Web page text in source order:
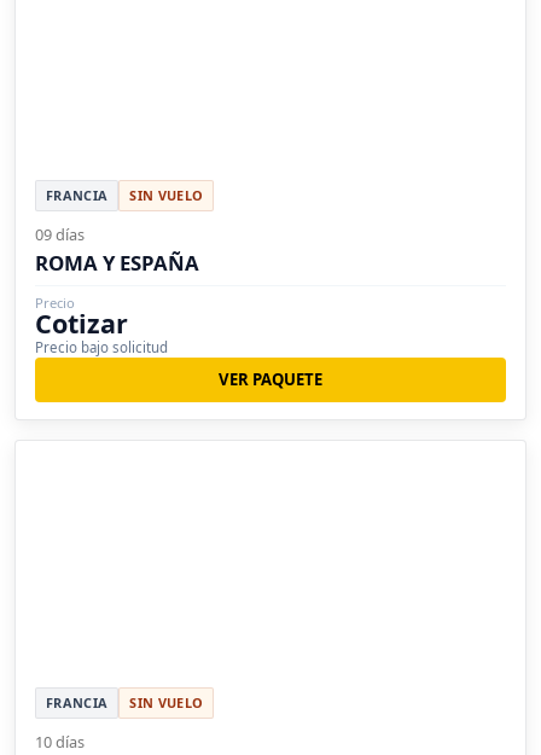
FRANCIA SIN VUELO
09 días
ROMA Y ESPAÑA
Precio
Cotizar
Precio bajo solicitud
VER PAQUETE
FRANCIA SIN VUELO
10 días